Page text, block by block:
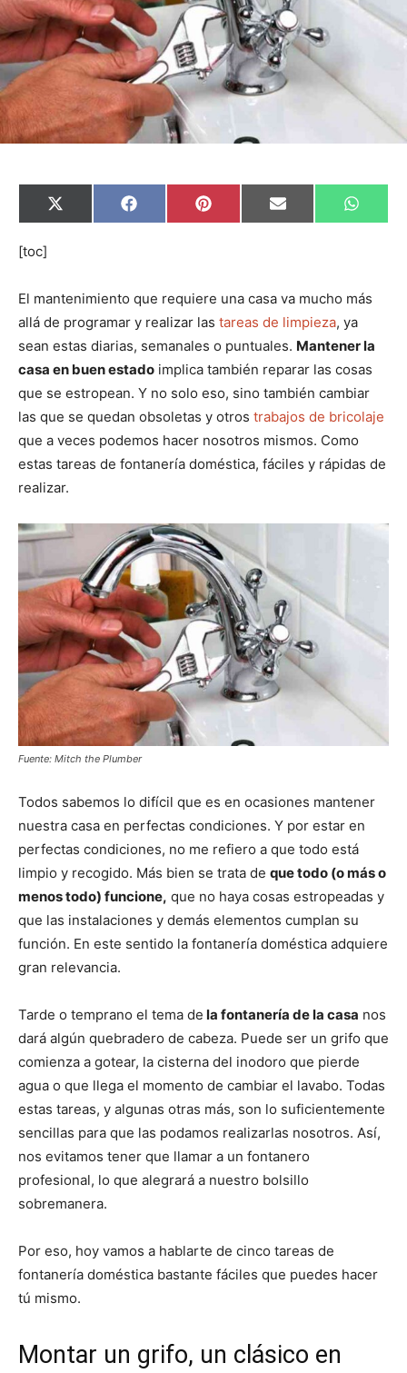
C
o
t
i
r
e
n
X
(
t
e
r
)
C
o
i
r
e
n
F
a
o
k
C
o
i
r
e
n
P
i
e
s
t
C
o
i
r
e
n
E
m
C
o
t
i
r
e
n
W
h
p
p
[toc]
El mantenimiento que requiere una casa va mucho más
allá de programar y realizar las tareas de limpieza, ya
sean estas diarias, semanales o puntuales. Mantener la
casa en buen estado implica también reparar las cosas
que se estropean. Y no solo eso, sino también cambiar
las que se quedan obsoletas y otros trabajos de bricolaje
que a veces podemos hacer nosotros mismos. Como
estas tareas de fontanería doméstica, fáciles y rápidas de
realizar.
Fuente: Mitch the Plumber
Todos sabemos lo difícil que es en ocasiones mantener
nuestra casa en perfectas condiciones. Y por estar en
perfectas condiciones, no me refiero a que todo está
limpio y recogido. Más bien se trata de que todo (o más o
menos todo) funcione, que no haya cosas estropeadas y
que las instalaciones y demás elementos cumplan su
función. En este sentido la fontanería doméstica adquiere
gran relevancia.
Tarde o temprano el tema de la fontanería de la casa nos
dará algún quebradero de cabeza. Puede ser un grifo que
comienza a gotear, la cisterna del inodoro que pierde
agua o que llega el momento de cambiar el lavabo. Todas
estas tareas, y algunas otras más, son lo suficientemente
sencillas para que las podamos realizarlas nosotros. Así,
nos evitamos tener que llamar a un fontanero
profesional, lo que alegrará a nuestro bolsillo
sobremanera.
Por eso, hoy vamos a hablarte de cinco tareas de
fontanería doméstica bastante fáciles que puedes hacer
tú mismo.
Montar un grifo, un clásico en